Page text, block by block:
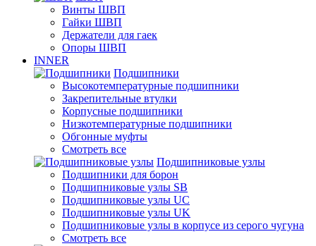
Винты ШВП
Гайки ШВП
Держатели для гаек
Опоры ШВП
INNER
Подшипники
Высокотемпературные подшипники
Закрепительные втулки
Корпусные подшипники
Низкотемпературные подшипники
Обгонные муфты
Смотреть все
Подшипниковые узлы
Подшипники для борон
Подшипниковые узлы SB
Подшипниковые узлы UC
Подшипниковые узлы UK
Подшипниковые узлы в корпусе из серого чугуна
Смотреть все